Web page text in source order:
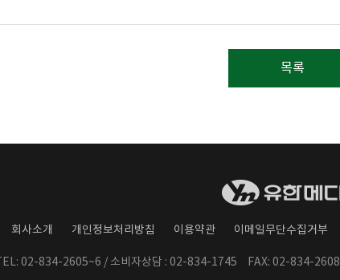
목록
회사소개 개인정보처리방침 이용약관 이메일무단수집거부
TEL: 02-834-2605~6 / 소비자상담 : 02-834-1745 FAX: 02-834-2608